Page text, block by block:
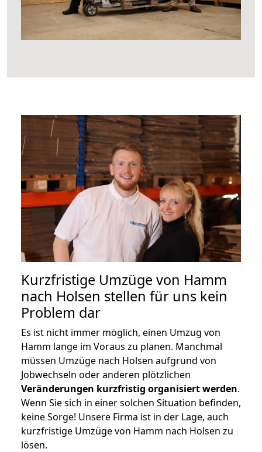
Kurzfristige Umzüge von Hamm
nach Holsen stellen für uns kein
Problem dar
Es ist nicht immer möglich, einen Umzug von
Hamm lange im Voraus zu planen. Manchmal
müssen Umzüge nach Holsen aufgrund von
Jobwechseln oder anderen plötzlichen
Veränderungen kurzfristig organisiert werden.
Wenn Sie sich in einer solchen Situation befinden,
keine Sorge! Unsere Firma ist in der Lage, auch
kurzfristige Umzüge von Hamm nach Holsen zu
lösen.